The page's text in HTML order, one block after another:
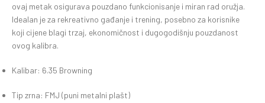
ovaj metak osigurava pouzdano funkcionisanje i miran rad oružja.
Idealan je za rekreativno gađanje i trening, posebno za korisnike
koji cijene blagi trzaj, ekonomičnost i dugogodišnju pouzdanost
ovog kalibra.
Kalibar: 6.35 Browning
Tip zrna: FMJ (puni metalni plašt)